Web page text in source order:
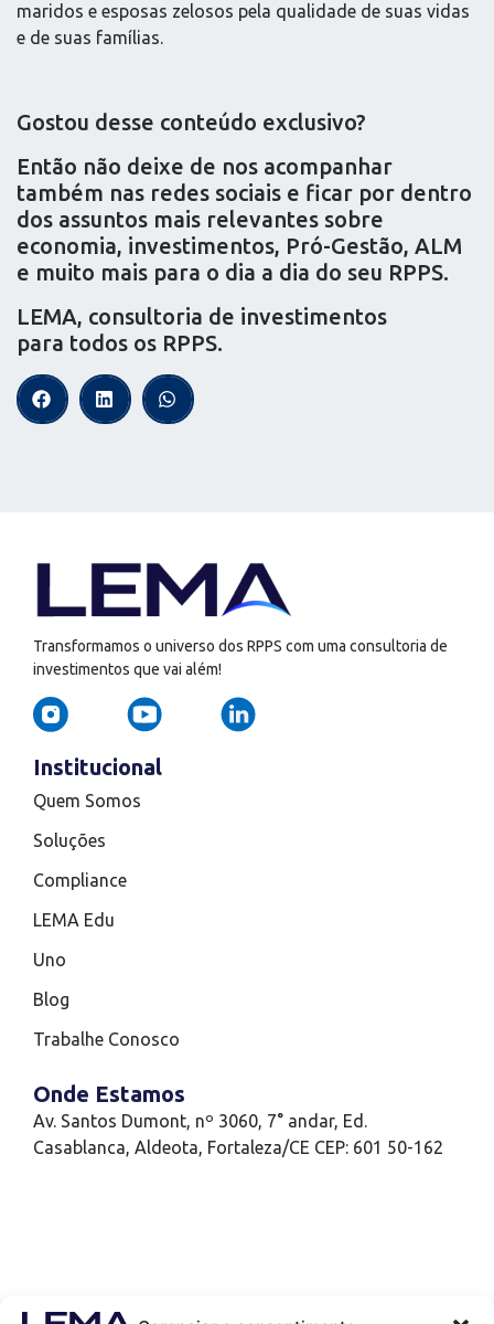
maridos e esposas zelosos pela qualidade de suas vidas
e de suas famílias.
Gostou desse conteúdo exclusivo?
Então não deixe de nos acompanhar
também nas redes sociais e ficar por dentro
dos assuntos mais relevantes sobre
economia, investimentos, Pró-Gestão, ALM
e muito mais para o dia a dia do seu RPPS.
LEMA, consultoria de investimentos
para todos os RPPS.
Transformamos o universo dos RPPS com uma consultoria de
investimentos que vai além!
Institucional
Quem Somos
Soluções
Compliance
LEMA Edu
Uno
Blog
Trabalhe Conosco
Onde Estamos
Av. Santos Dumont, nº 3060, 7° andar, Ed.
Casablanca, Aldeota, Fortaleza/CE CEP: 601 50-162